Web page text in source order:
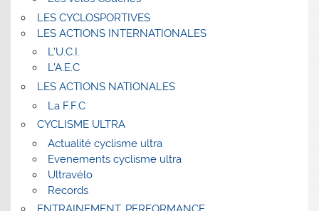
LES CYCLOSPORTIVES
LES ACTIONS INTERNATIONALES
L’U.C.I.
L’A.E.C
LES ACTIONS NATIONALES
La F.F.C
CYCLISME ULTRA
Actualité cyclisme ultra
Evenements cyclisme ultra
Ultravélo
Records